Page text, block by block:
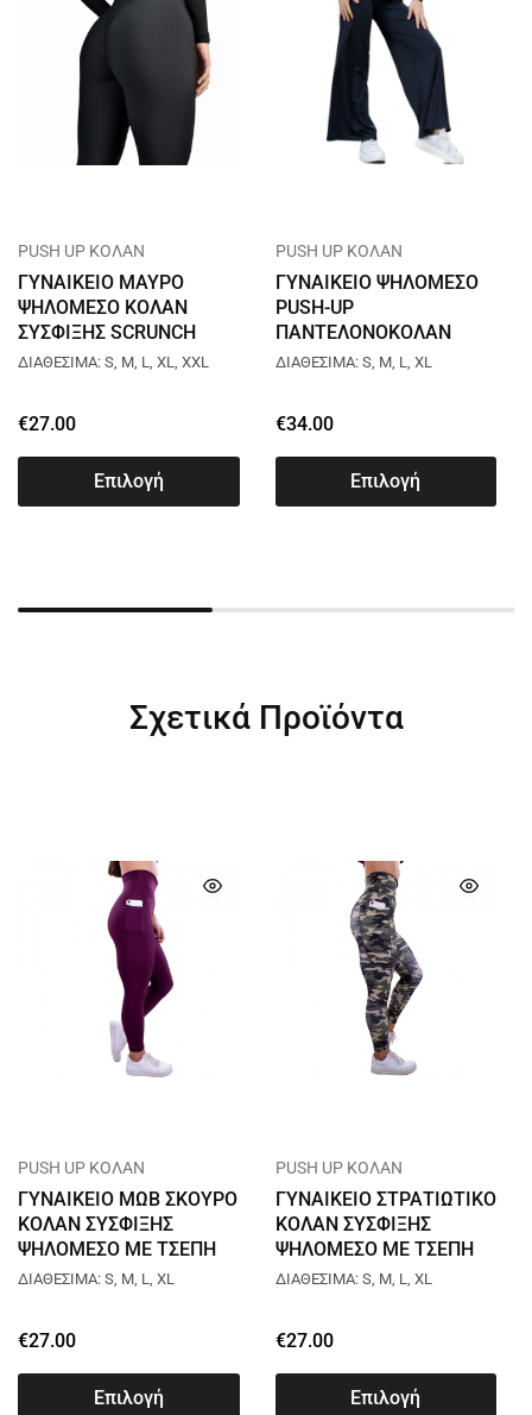
PUSH UP ΚΟΛΑΝ
ΓΥΝΑΙΚΕΙΟ ΜΑΥΡΟ
ΨΗΛΟΜΕΣΟ ΚΟΛΑΝ
ΣΥΣΦΙΞΗΣ SCRUNCH
L010
ΔΙΑΘΕΣΙΜΑ: S, M, L, XL, XXL
€27.00
Επιλογή
PUSH UP ΚΟΛΑΝ
ΓΥΝΑΙΚΕΙΟ ΨΗΛΟΜΕΣΟ
PUSH-UP
ΠΑΝΤΕΛΟΝΟΚΟΛΑΝ
ΣΥΣΦΙΞΗΣ YOGA ΜΑΥΡΟ
ΔΙΑΘΕΣΙΜΑ: S, M, L, XL
€34.00
Επιλογή
Σχετικά Προϊόντα
PUSH UP ΚΟΛΑΝ
ΓΥΝΑΙΚΕΙΟ ΜΩΒ ΣΚΟΥΡΟ
ΚΟΛΑΝ ΣΥΣΦΙΞΗΣ
ΨΗΛΟΜΕΣΟ ΜΕ ΤΣΕΠΗ
L053
ΔΙΑΘΕΣΙΜΑ: S, M, L, XL
€27.00
Επιλογή
PUSH UP ΚΟΛΑΝ
ΓΥΝΑΙΚΕΙΟ ΣΤΡΑΤΙΩΤΙΚΟ
ΚΟΛΑΝ ΣΥΣΦΙΞΗΣ
ΨΗΛΟΜΕΣΟ ΜΕ ΤΣΕΠΗ
L059
ΔΙΑΘΕΣΙΜΑ: S, M, L, XL
€27.00
Επιλογή